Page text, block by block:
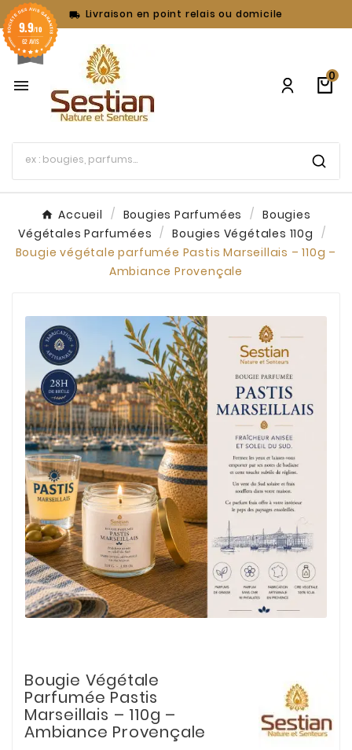
 Livraison en point relais ou domicile

0
Accueil Bougies Parfumées
Bougies
Végétales Parfumées
Bougies Végétales 110g
Bougie végétale parfumée Pastis Marseillais – 110g –
Ambiance Provençale
Bougie Végétale
Parfumée Pastis
Marseillais – 110g –
Ambiance Provençale
9.9/10
62 AVIS